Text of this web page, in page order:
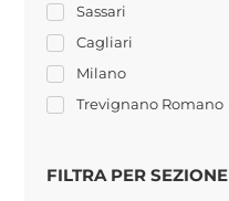
Sassari
Cagliari
Milano
Trevignano Romano
FILTRA PER SEZIONE